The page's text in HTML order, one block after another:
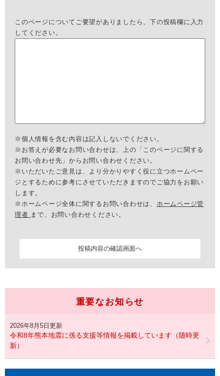
このページについてご要望がありましたら、下の投稿欄に入力
してください。
※個人情報を含む内容は記入しないでください。
※お答えが必要なお問い合わせは、上の「このページに関する
お問い合わせ先」からお問い合わせください。
※いただいたご意見は、より分かりやすく役に立つホームペー
ジとするために参考にさせていただきますのでご協力をお願い
します。
※ホームページ全体に関するお問い合わせは、 ホームページ管
理者 まで、お問い合わせください。
重要なお知らせ
2026年8月5日更新
令和8年熊本地震に係る支援等情報を掲載しています（随時更
新）